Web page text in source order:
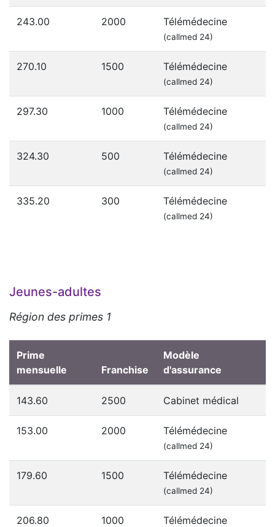
243.00 2000 Télémédecine
(callmed 24)
270.10 1500 Télémédecine
(callmed 24)
297.30 1000 Télémédecine
(callmed 24)
324.30 500 Télémédecine
(callmed 24)
335.20 300 Télémédecine
(callmed 24)
Jeunes-adultes
Région des primes 1
Prime
mensuelle
Franchise
Modèle
d'assurance
143.60 2500 Cabinet médical
153.00 2000 Télémédecine
(callmed 24)
179.60 1500 Télémédecine
(callmed 24)
206.80 1000 Télémédecine